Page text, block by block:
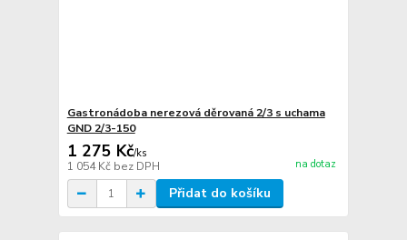
Gastronádoba nerezová děrovaná 2/3 s uchama
GND 2/3-150
1 275 Kč/ks
1 054 Kč bez DPH na dotaz
Přidat do košíku